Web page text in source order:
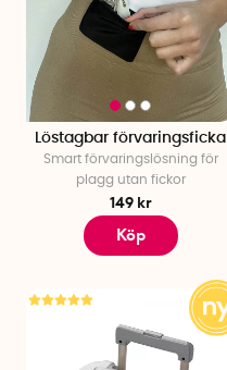
Löstagbar förvaringsficka
Smart förvaringslösning för
plagg utan fickor
149 kr
Köp